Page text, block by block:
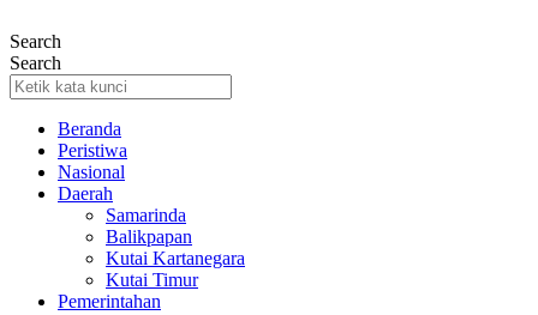
ke
konten
Search
Search
Beranda
Peristiwa
Nasional
Daerah
Samarinda
Balikpapan
Kutai Kartanegara
Kutai Timur
Pemerintahan